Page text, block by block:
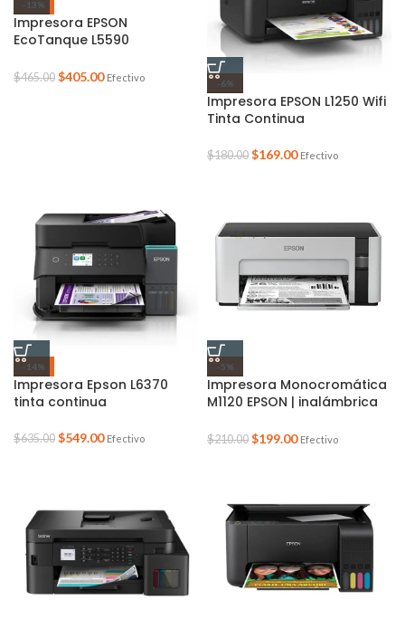
-13%
Impresora EPSON
EcoTanque L5590
$465.00 $405.00 Efectivo
-6%
Impresora EPSON L1250 Wifi
Tinta Continua
$180.00 $169.00 Efectivo
-14%
Impresora Epson L6370
tinta continua
$635.00 $549.00 Efectivo
-5%
Impresora Monocromática
M1120 EPSON | inalámbrica
$210.00 $199.00 Efectivo